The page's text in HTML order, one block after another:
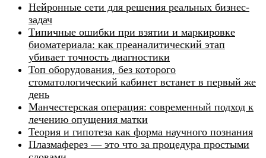
Нейронные сети для решения реальных бизнес-
задач
Типичные ошибки при взятии и маркировке
биоматериала: как преаналитический этап
убивает точность диагностики
Топ оборудования, без которого
стоматологический кабинет встанет в первый же
день
Манчестерская операция: современный подход к
лечению опущения матки
Теория и гипотеза как форма научного познания
Плазмаферез — это что за процедура простыми